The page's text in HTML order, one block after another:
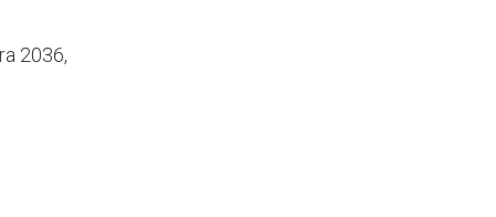
2036,